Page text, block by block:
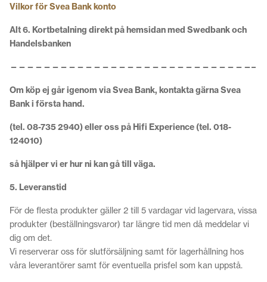
Vilkor för Svea Bank konto
Alt 6. Kortbetalning direkt på hemsidan med Swedbank och
Handelsbanken
—————————————————————————————–
Om köp ej går igenom via Svea Bank, kontakta gärna Svea
Bank i första hand.
(tel. 08-735 2940) eller oss på Hifi Experience (tel. 018-
124010)
så hjälper vi er hur ni kan gå till väga.
5. Leveranstid
För de flesta produkter gäller 2 till 5 vardagar vid lagervara, vissa
produkter (beställningsvaror) tar längre tid men då meddelar vi
dig om det.
Vi reserverar oss för slutförsäljning samt för lagerhållning hos
våra leverantörer samt för eventuella prisfel som kan uppstå.